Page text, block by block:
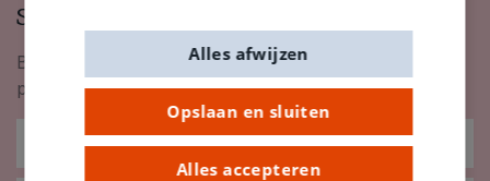
Schrijf je in op onze nieuwsbrief
Blijf op de hoogte van nieuwigheden, inspiratie,
promoties en meer!
Opslaan en sluiten
Alles accepteren
Alles afwijzen